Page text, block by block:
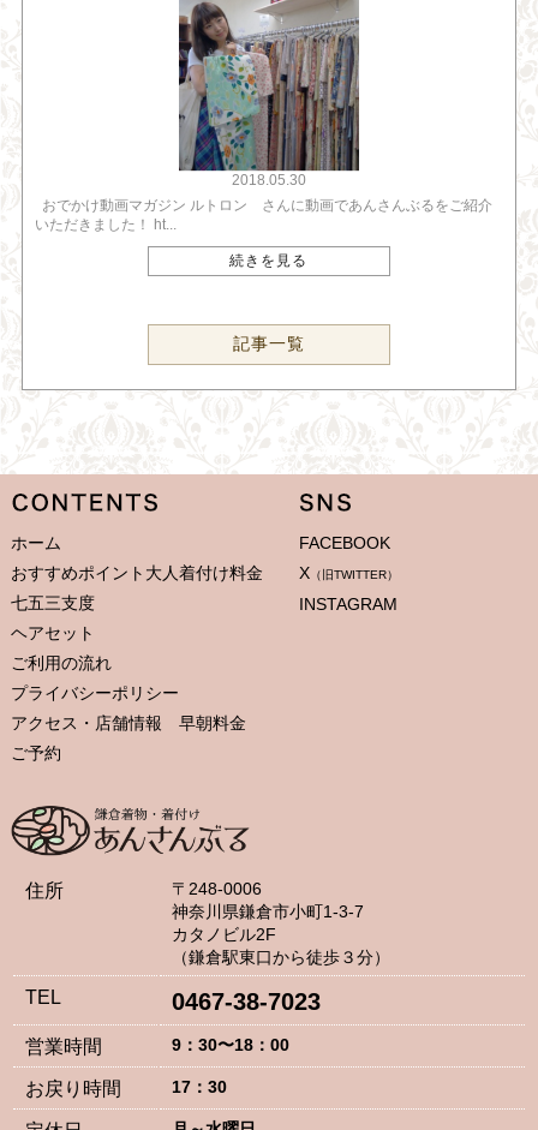
2018.05.30
おでかけ動画マガジン ルトロン さんに動画であんさんぶるをご紹介
いただきました！ ht...
続きを見る
記事一覧
ホーム
おすすめポイント大人着付け料金
七五三支度
ヘアセット
ご利用の流れ
プライバシーポリシー
アクセス・店舗情報 早朝料金
ご予約
FACEBOOK
X （旧TWITTER）
INSTAGRAM
住所
〒248-0006
神奈川県鎌倉市小町1-3-7
カタノビル2F
（鎌倉駅東口から徒歩３分）
TEL 0467-38-7023
営業時間 9：30〜18：00
お戻り時間 17：30